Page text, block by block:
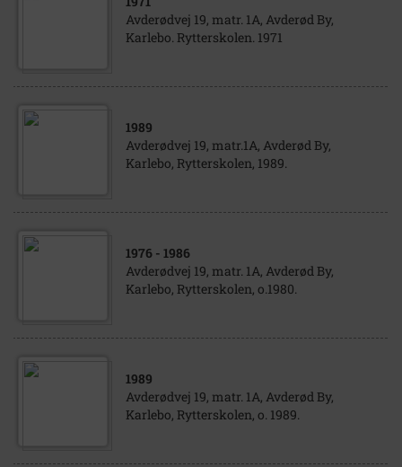
Avderødvej 19, matr. 1A, Avderød By,
Karlebo. Rytterskolen. 1971
1989
Avderødvej 19, matr.1A, Avderød By,
Karlebo, Rytterskolen, 1989.
1976 - 1986
Avderødvej 19, matr. 1A, Avderød By,
Karlebo, Rytterskolen, o.1980.
1989
Avderødvej 19, matr. 1A, Avderød By,
Karlebo, Rytterskolen, o. 1989.